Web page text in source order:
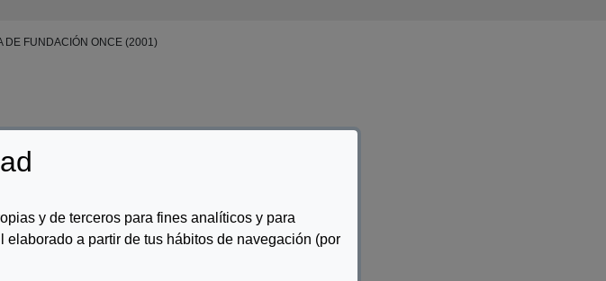
y de terceros para fines analíticos y para
a partir de tus hábitos de navegación (por
DE FUNDACIÓN ONCE (2001)